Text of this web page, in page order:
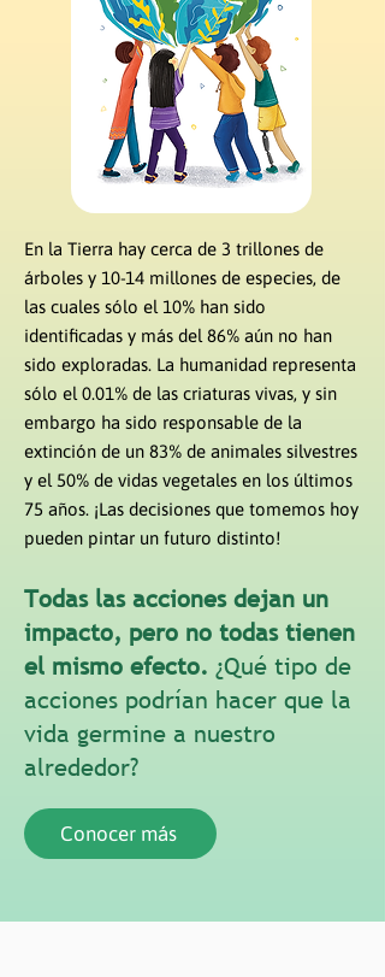
En la Tierra hay cerca de 3 trillones de
árboles y 10-14 millones de especies, de
las cuales sólo el 10% han sido
identificadas y más del 86% aún no han
sido exploradas. La humanidad representa
sólo el 0.01% de las criaturas vivas, y sin
embargo ha sido responsable de la
extinción de un 83% de animales silvestres
y el 50% de vidas vegetales en los últimos
75 años. ¡Las decisiones que tomemos hoy
pueden pintar un futuro distinto!
Todas las acciones dejan un
impacto, pero no todas tienen
el mismo efecto. ¿Qué tipo de
acciones podrían hacer que la
vida germine a nuestro
alrededor?
Conocer más